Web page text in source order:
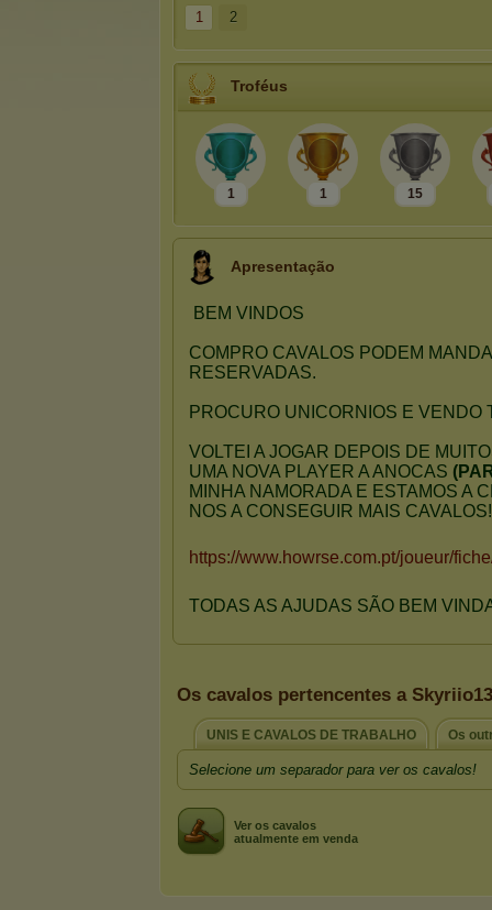
1 2
Troféus
1 1 15
Apresentação
Os cavalos pertencentes a Skyriio13
UNIS E CAVALOS DE TRABALHO Os
Selecione um separador para ver os cavalos!
Ver os cavalos
atualmente em venda